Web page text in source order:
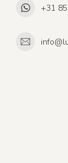
+31